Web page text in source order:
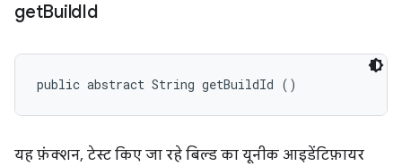
getBuildId
public abstract String getBuildId ()
यह फ़ंक्शन, टेस्ट किए जा रहे बिल्ड का यूनीक आइडेंटिफ़ायर